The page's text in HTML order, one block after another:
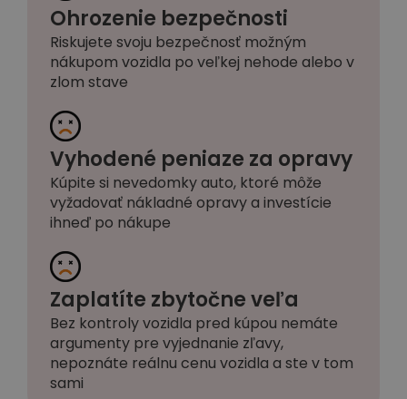
Ohrozenie bezpečnosti
Riskujete svoju bezpečnosť možným
nákupom vozidla po veľkej nehode alebo v
zlom stave
Vyhodené peniaze za opravy
Kúpite si nevedomky auto, ktoré môže
vyžadovať nákladné opravy a investície
ihneď po nákupe
Zaplatíte zbytočne veľa
Bez kontroly vozidla pred kúpou nemáte
argumenty pre vyjednanie zľavy,
nepoznáte reálnu cenu vozidla a ste v tom
sami